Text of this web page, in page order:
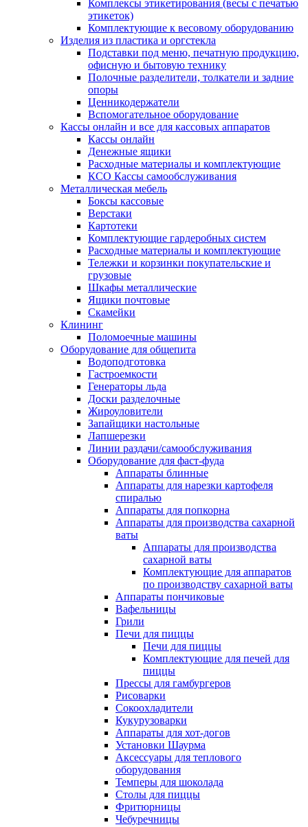
Комплексы этикетирования (весы с печатью
этикеток)
Комплектующие к весовому оборудованию
Изделия из пластика и оргстекла
Подставки под меню, печатную продукцию,
офисную и бытовую технику
Полочные разделители, толкатели и задние
опоры
Ценникодержатели
Вспомогательное оборудование
Кассы онлайн и все для кассовых аппаратов
Кассы онлайн
Денежные ящики
Расходные материалы и комплектующие
КСО Кассы самообслуживания
Металлическая мебель
Боксы кассовые
Верстаки
Картотеки
Комплектующие гардеробных систем
Расходные материалы и комплектующие
Тележки и корзинки покупательские и
грузовые
Шкафы металлические
Ящики почтовые
Скамейки
Клининг
Поломоечные машины
Оборудование для общепита
Водоподготовка
Гастроемкости
Генераторы льда
Доски разделочные
Жироуловители
Запайщики настольные
Лапшерезки
Линии раздачи/самообслуживания
Оборудование для фаст-фуда
Аппараты блинные
Аппараты для нарезки картофеля
спиралью
Аппараты для попкорна
Аппараты для производства сахарной
ваты
Аппараты для производства
сахарной ваты
Комплектующие для аппаратов
по производству сахарной ваты
Аппараты пончиковые
Вафельницы
Грили
Печи для пиццы
Печи для пиццы
Комплектующие для печей для
пиццы
Прессы для гамбургеров
Рисоварки
Сокоохладители
Кукурузоварки
Аппараты для хот-догов
Установки Шаурма
Аксессуары для теплового
оборудования
Темперы для шоколада
Столы для пиццы
Фритюрницы
Чебуречницы